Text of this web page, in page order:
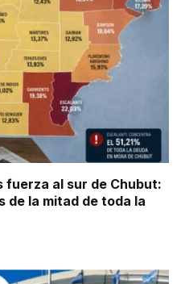
fuerza al sur de Chubut:
de la mitad de toda la